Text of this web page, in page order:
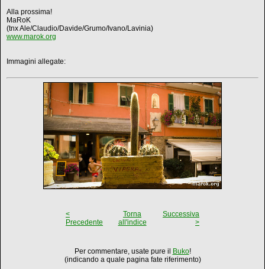
Alla prossima!
MaRoK
(tnx Ale/Claudio/Davide/Grumo/Ivano/Lavinia)
www.marok.org
Immagini allegate:
<
Precedente
Torna
all'indice
Successiva
>
Per commentare, usate pure il Buko!
(indicando a quale pagina fate riferimento)